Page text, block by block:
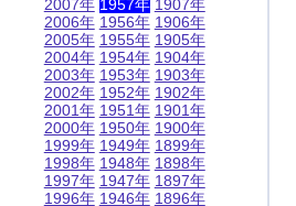
2007年
2006年
2005年
2004年
2003年
2002年
2001年
2000年
1999年
1998年
1997年
1996年
1957年
1956年
1955年
1954年
1953年
1952年
1951年
1950年
1949年
1948年
1947年
1946年
1907年
1906年
1905年
1904年
1903年
1902年
1901年
1900年
1899年
1898年
1897年
1896年